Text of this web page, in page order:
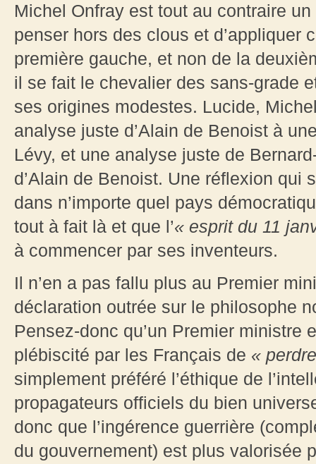
Michel Onfray est tout au contraire
penser hors des clous et d’appliquer
première gauche, et non de la
il se fait le chevalier des sans-grade
ses origines modestes. Lucide,
analyse juste d’Alain de Benoist à
Lévy, et une analyse juste de
d’Alain de Benoist. Une réflexion qui
dans n’importe quel pays
tout à fait là et que l’« esprit du 11
à commencer par ses inventeurs.
Il n’en a pas fallu plus au Premier
déclaration outrée sur le philosophe
Pensez-donc qu’un Premier
plébiscité par les Français de «
simplement préféré l’éthique de
propagateurs officiels du bien
donc que l’ingérence guerrière
du gouvernement) est plus valorisée